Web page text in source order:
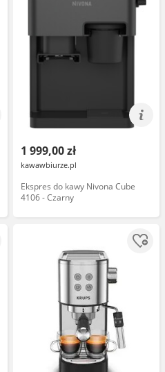
1 999,00 zł
kawawbiurze.pl
Ekspres do kawy Nivona Cube
4106 - Czarny